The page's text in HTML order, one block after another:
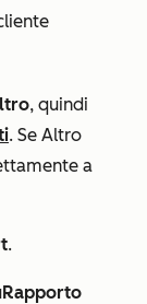
, quindi
. Se Altro
a
.
Rapporto